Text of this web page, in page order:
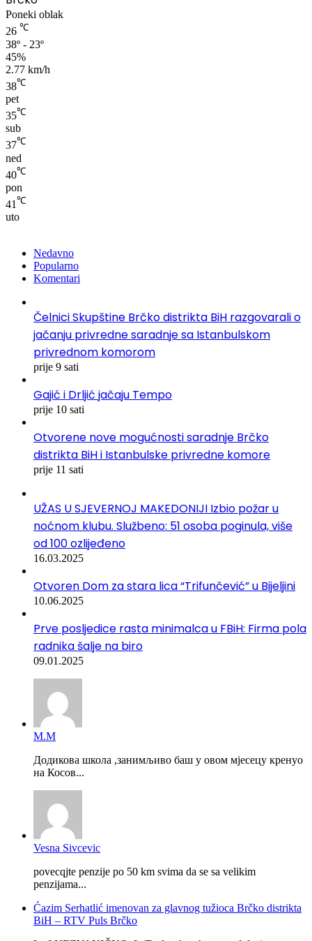
Poneki oblak
26 ℃
38º - 23º
45%
2.77 km/h
38℃
pet
35℃
sub
37℃
ned
40℃
pon
41 ℃
uto
Nedavno
Popularno
Komentari
Čelnici Skupštine Brčko distrikta BiH razgovarali o
jačanju privredne saradnje sa Istanbulskom
privrednom komorom
prije 9 sati
Gajić i Drljić jačaju Tempo
prije 10 sati
Otvorene nove mogućnosti saradnje Brčko
distrikta BiH i Istanbulske privredne komore
prije 11 sati
UŽAS U SJEVERNOJ MAKEDONIJI Izbio požar u
noćnom klubu. Službeno: 51 osoba poginula, više
od 100 ozlijeđeno
16.03.2025
Otvoren Dom za stara lica “Trifunčević” u Bijeljini
10.06.2025
Prve posljedice rasta minimalca u FBiH: Firma pola
radnika šalje na biro
09.01.2025
М.М
Додикова школа ,занимљиво баш у овом мјесецу кренуо
на Косов...
Vesna Sivcevic
povecqjte penzije po 50 km svima da se sa velikim
penzijama...
Ćazim Serhatlić imenovan za glavnog tužioca Brčko distrikta
BiH – RTV Puls Brčko